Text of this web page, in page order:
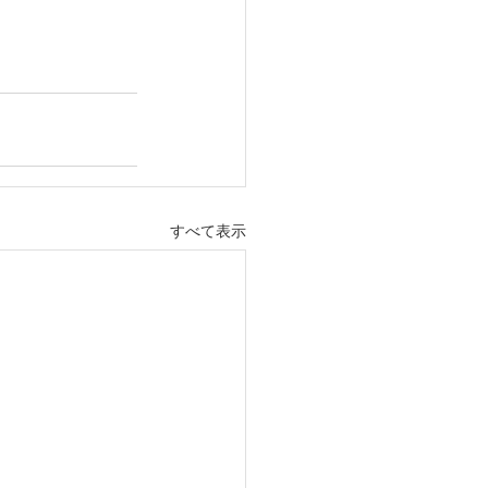
すべて表示